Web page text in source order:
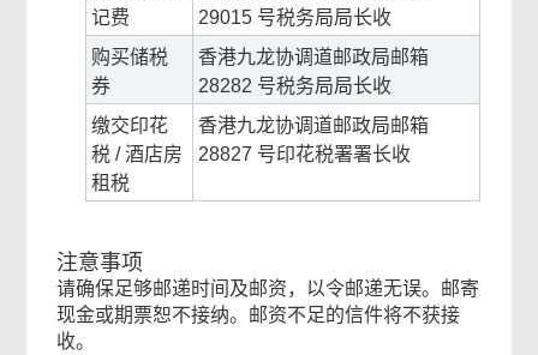
记费
29015 号税务局局长收
购买储税
券
香港九龙协调道邮政局邮箱
28282 号税务局局长收
缴交印花
税 / 酒店房
租税
香港九龙协调道邮政局邮箱
28827 号印花税署署长收
注意事项
请确保足够邮递时间及邮资，以令邮递无误。邮寄
现金或期票恕不接纳。邮资不足的信件将不获接
收。